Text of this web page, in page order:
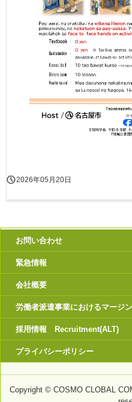
2026年05月20日
お問い合わせ
緊急情報
会社概要
労働者派遣事業におけるマージ
採用情報 Recruitment(ALT)
プライバシーポリシー
Copyright © COSMO CLOBAL